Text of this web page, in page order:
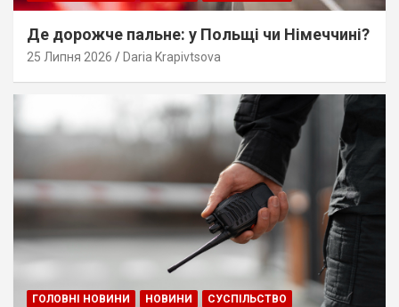
Де дорожче пальне: у Польщі чи Німеччині?
25 Липня 2026 Daria Krapivtsova
ГОЛОВНІ НОВИНИ НОВИНИ СУСПІЛЬСТВО